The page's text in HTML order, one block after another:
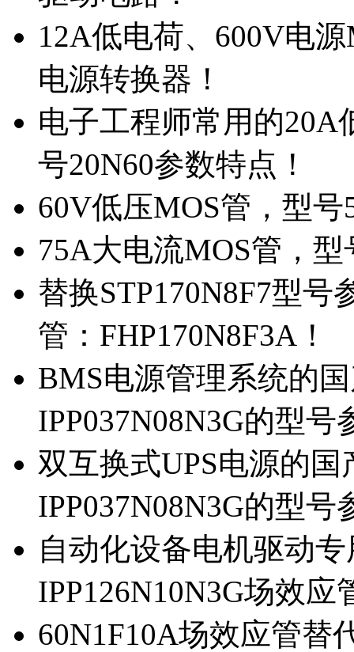
12A低电荷、600V电
电源转换器！
电子工程师常用的20A
号20N60参数特点！
60V低压MOS管，型
75A大电流MOS管，
替换STP170N8F7型
管：FHP170N8F3A！
BMS电源管理系统的
IPP037N08N3G的型号
双互换式UPS电源的
IPP037N08N3G的型号
自动化设备电机驱动
IPP126N10N3G场效应
60N1F10A场效应管替